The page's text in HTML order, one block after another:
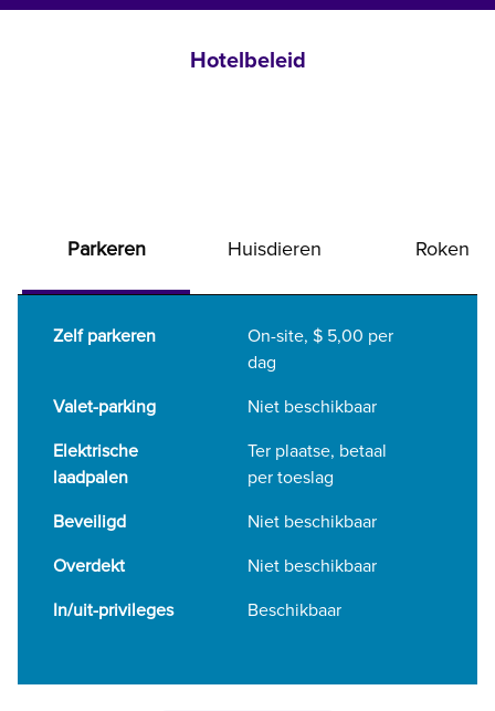
Hotelbeleid
Parkeren Huisdieren Roken
Zelf parkeren On-site, $ 5,00 per
dag
Valet-parking
Niet beschikbaar
Elektrische
laadpalen
Ter plaatse, betaal
per toeslag
Beveiligd
Niet beschikbaar
Overdekt
Niet beschikbaar
In/uit-privileges
Beschikbaar